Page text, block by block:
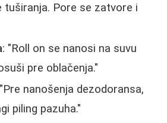
tuširanja. Pore se zatvore i
: "Roll on se nanosi na suvu
pre oblačenja."
nanošenja dezodoransa,
piling pazuha."